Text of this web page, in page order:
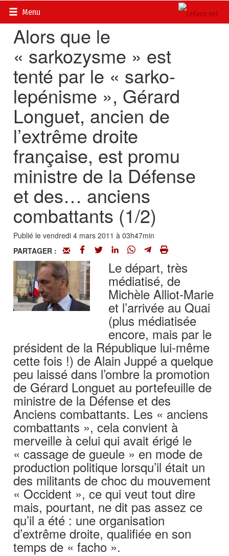
Menu
Accueil>
Alors que le
« sarkozysme » est
tenté par le « sarko-
lepénisme », Gérard
Longuet, ancien de
l’extrême droite
française, est promu
ministre de la Défense
et des… anciens
combattants (1/2)
Publié le vendredi 4 mars 2011 à 03h47min
PARTAGER :
Le départ, très
médiatisé, de
Michèle Alliot-Marie
et l’arrivée au Quai
(plus médiatisée
encore, mais par le
président de la République lui-même
cette fois !) de Alain Juppé a quelque
peu laissé dans l’ombre la promotion
de Gérard Longuet au portefeuille de
ministre de la Défense et des
Anciens combattants. Les « anciens
combattants », cela convient à
merveille à celui qui avait érigé le
« cassage de gueule » en mode de
production politique lorsqu’il était un
des militants de choc du mouvement
« Occident », ce qui veut tout dire
mais, pourtant, ne dit pas assez ce
qu’il a été : une organisation
d’extrême droite, qualifiée en son
temps de « facho ».